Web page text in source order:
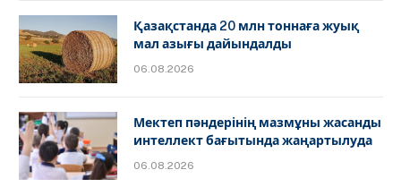
Қазақстанда 20 млн тоннаға жуық
мал азығы дайындалды
06.08.2026
Мектеп пәндерінің мазмұны жасанды
интеллект бағытында жаңартылуда
06.08.2026